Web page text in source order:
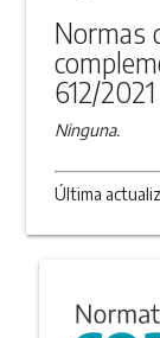
Normas
612/2021
Ninguna.
Última